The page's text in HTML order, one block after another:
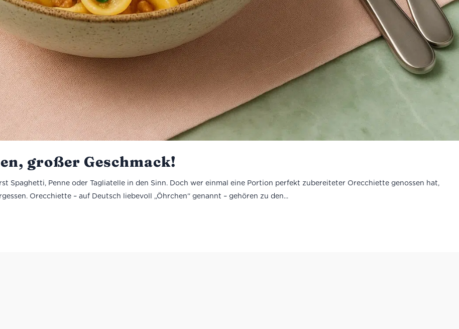
großer Geschmack!
Spaghetti, Penne oder Tagliatelle in den Sinn. Doch wer einmal eine Portion perfekt zubereiteter Orecchiette genossen hat,
Orecchiette – auf Deutsch liebevoll „Öhrchen“ genannt – gehören zu den...